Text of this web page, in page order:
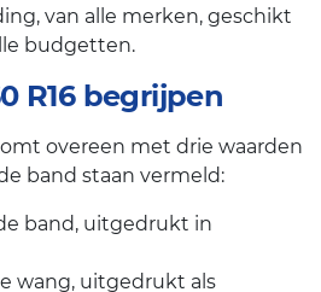
van alle merken, geschikt
budgetten.
R16 begrijpen
overeen met drie waarden
band staan vermeld:
band, uitgedrukt in
wang, uitgedrukt als